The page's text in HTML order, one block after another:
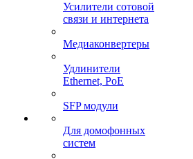
Усилители сотовой
связи и интернета
Медиаконвертеры
Удлинители
Ethernet, PoE
SFP модули
Для домофонных
систем